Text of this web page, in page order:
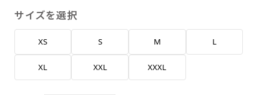
サイズを選択
XS S M L
XL XXL XXXL
返事を頂いたあとに製作開始いたします。
デザインアレンジ［ +2,498円 ］
デザインの色や文字等が変更いただけます。
ハーフ(30x90)
店内用です。お客さんの歩行や陳列した商品の邪
ハーフ(90x30)
店内用です。お客さんの歩行や陳列した商品の邪